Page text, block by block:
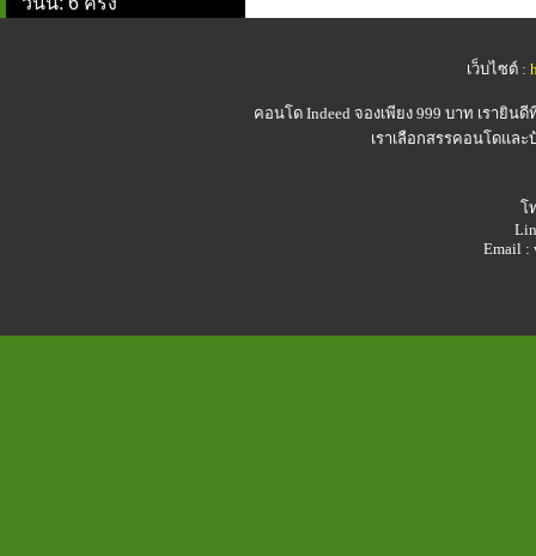
เว็บไซต์ :
คอนโด Indeedจองเพียง 999 บาท เรายิน
เราเลือกสรรคอนโดแล
โ
Email :